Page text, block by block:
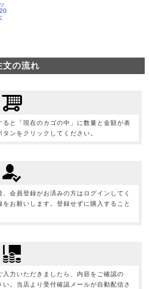
文の流れ
ると「現在のカゴの中」に数量と金額が表
ンをクリックしてください。
、会員登録がお済みの方はログインしてく
お願いします。登録せずに購入すること
力いただきましたら、内容をご確認の
い。当店より受付確認メールが自動配信さ